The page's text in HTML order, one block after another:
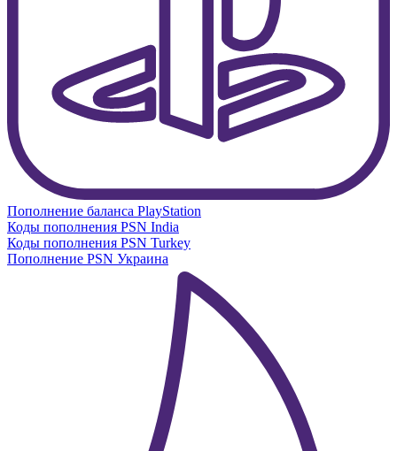
Пополнение баланса PlayStation
Коды пополнения PSN India
Коды пополнения PSN Turkey
Пополнение PSN Украина